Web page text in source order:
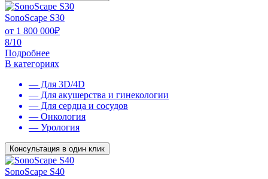
SonoScape S30
от 1 800 000₽
8/10
Подробнее
В категориях
— Для 3D/4D
— Для акушерства и гинекологии
— Для сердца и сосудов
— Онкология
— Урология
Консультация в один клик
SonoScape S40